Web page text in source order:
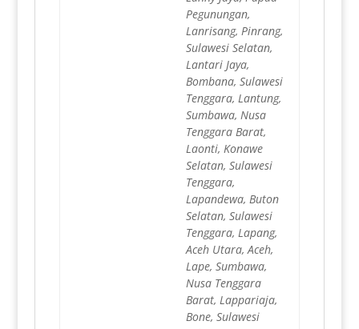
Pegunungan,
Lanrisang, Pinrang,
Sulawesi Selatan,
Lantari Jaya,
Bombana, Sulawesi
Tenggara, Lantung,
Sumbawa, Nusa
Tenggara Barat,
Laonti, Konawe
Selatan, Sulawesi
Tenggara,
Lapandewa, Buton
Selatan, Sulawesi
Tenggara, Lapang,
Aceh Utara, Aceh,
Lape, Sumbawa,
Nusa Tenggara
Barat, Lappariaja,
Bone, Sulawesi